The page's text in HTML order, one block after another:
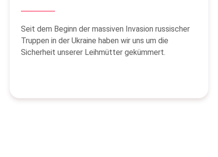
Seit dem Beginn der massiven Invasion russischer
Truppen in der Ukraine haben wir uns um die
Sicherheit unserer Leihmütter gekümmert.